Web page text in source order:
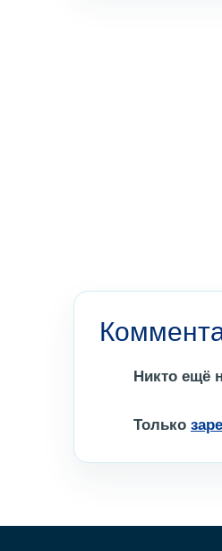
Никто ещё
Только